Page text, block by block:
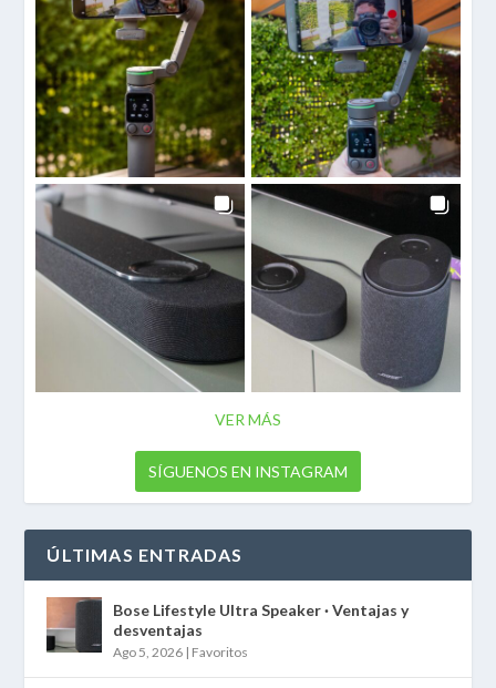
VER MÁS
SÍGUENOS EN INSTAGRAM
ÚLTIMAS ENTRADAS
Bose Lifestyle Ultra Speaker · Ventajas y
desventajas
Ago 5, 2026 | Favoritos